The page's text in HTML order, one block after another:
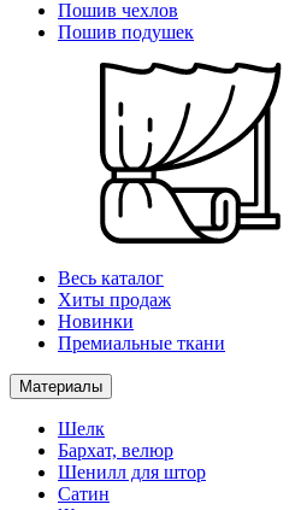
Пошив чехлов
Пошив подушек
Весь каталог
Хиты продаж
Новинки
Премиальные ткани
Материалы
Шелк
Бархат, велюр
Шенилл для штор
Сатин